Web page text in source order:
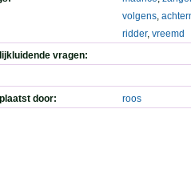
volgens,
ridder, vreemd
vragen:
door: roos